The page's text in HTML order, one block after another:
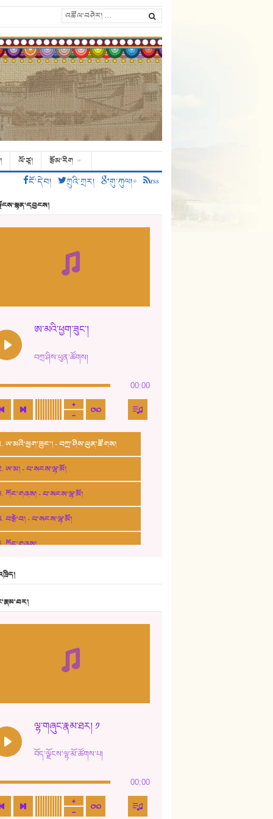
ལོ་ཙཱ།
རྩོམ་རིག
ངོ་དེབ།
ཀྲུའི་ཀྲར། གུ་ཀུལ།+ rss
ཨ་མའི་ཕྱག་ཟུང་།
བཀྲ་ཤིས་ཕུན་ཚོགས།
00:00
ཨ་མའི་ཕྱག་ཟུང་། - བཀྲ་ཤིས་ཕུན་ཚོགས།
ཨ་མ། - པ་སངས་ལྷ་མོ།
ཀོང་གཞས། - པ་སངས་ལྷ་མོ།
བརྩེ་བ། - པ་སངས་ལྷ་མོ།
ཀོང་གཞས།
ཆོལ་གསུམ་བྲོ་གཞས། - སྒྲོན་གསལ།
13. ཆུང་འདྲིས། - ཟླ་སྒྲོན།
ཤམ་པ་ལ་ཡི་སྲས་མོ།
ལྷ་གཞུང་རྣམ་ཐར། ༡
བོད་ལྗོངས་ལྷ་མོ་ཚོགས་པ།
00:00